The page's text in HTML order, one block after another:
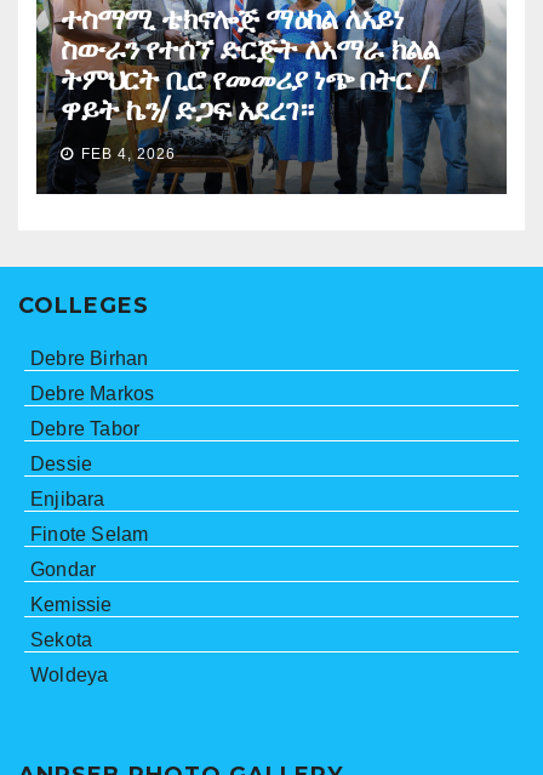
ተስማሚ ቴክኖሎጅ ማዕከል ለአይነ
ስውራን የተሰኘ ድርጅት ለአማራ ክልል
ትምህርት ቢሮ የመመሪያ ነጭ በትር /
ዋይት ኬን/ ድጋፍ አደረገ።
FEB 4, 2026
COLLEGES
Debre Birhan
Debre Markos
Debre Tabor
Dessie
Enjibara
Finote Selam
Gondar
Kemissie
Sekota
Woldeya